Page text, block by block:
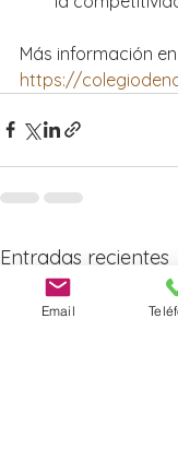
Más información en:
https://
Entradas recientes
Email